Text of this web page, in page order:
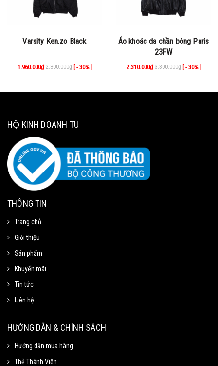
Varsity Ken.zo Black
1.960.000₫ 2.800.000₫ [ - 30% ]
Áo khoác da chần bông Paris
23FW
2.310.000₫ 3.300.000₫ [ - 30% ]
HỘ KINH DOANH TU
THÔNG TIN
Trang chủ
Giới thiệu
Sản phẩm
Khuyến mãi
Tin tức
Liên hệ
HƯỚNG DẪN & CHÍNH SÁCH
Hướng dẫn mua hàng
Thẻ Thành Viên
Mã Giảm Giá
trang thanh toán.